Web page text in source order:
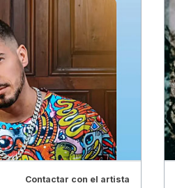
Contactar con el artista